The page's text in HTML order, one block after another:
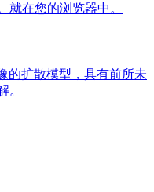
就在您的浏览器中。
的扩散模型，具有前所未
。